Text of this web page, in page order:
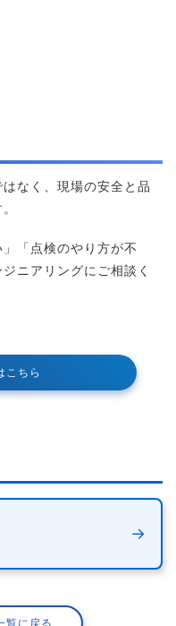
なく、現場の安全と品
「点検のやり方が不
ニアリングにご相談く
こちら
→
覧に戻る